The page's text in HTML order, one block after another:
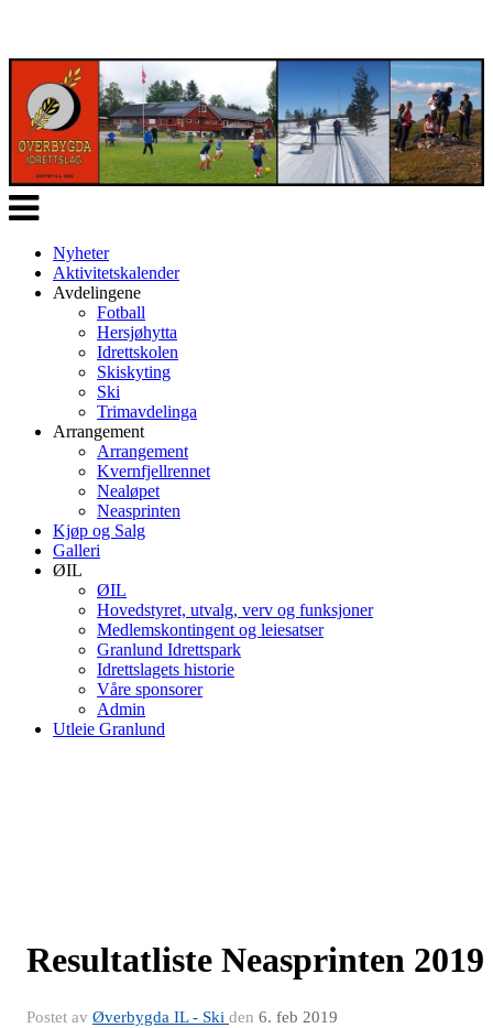
Veksle
navigasjon
Nyheter
Aktivitetskalender
Avdelingene
Fotball
Hersjøhytta
Idrettskolen
Skiskyting
Ski
Trimavdelinga
Arrangement
Arrangement
Kvernfjellrennet
Nealøpet
Neasprinten
Kjøp og Salg
Galleri
ØIL
ØIL
Hovedstyret, utvalg, verv og funksjoner
Medlemskontingent og leiesatser
Granlund Idrettspark
Idrettslagets historie
Våre sponsorer
Admin
Utleie Granlund
Resultatliste Neasprinten 2019
Postet av Øverbygda IL - Ski den 6. feb 2019